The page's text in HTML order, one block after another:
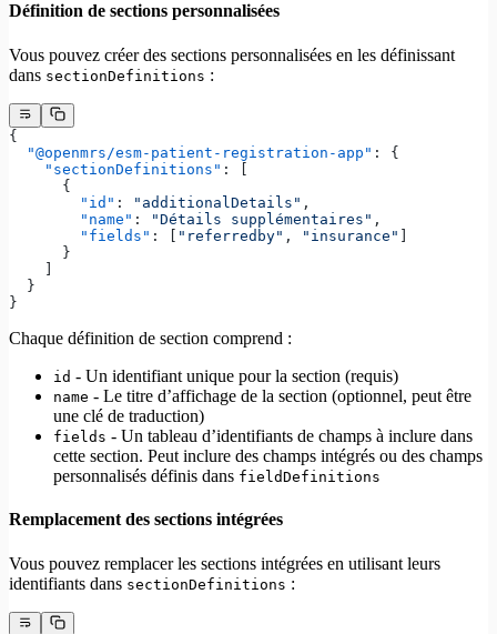
Définition de sections personnalisées
Vous pouvez créer des sections personnalisées en les définissant
dans sectionDefinitions :
{
  "@openmrs/esm-patient-registration-app"
: {
    "sectionDefinitions"
: [
      {
        "id"
: "additionalDetails" ,
        "name"
: "Détails supplémentaires" ,
        "fields"
: [ "referredby" , "insurance"
      }
  }
}
Chaque définition de section comprend :
id - Un identifiant unique pour la section (requis)
name - Le titre d’affichage de la section (optionnel, peut être
une clé de traduction)
fields - Un tableau d’identifiants de champs à inclure dans
cette section. Peut inclure des champs intégrés ou des champs
personnalisés définis dans fieldDefinitions
Remplacement des sections intégrées
Vous pouvez remplacer les sections intégrées en utilisant leurs
identifiants dans sectionDefinitions :